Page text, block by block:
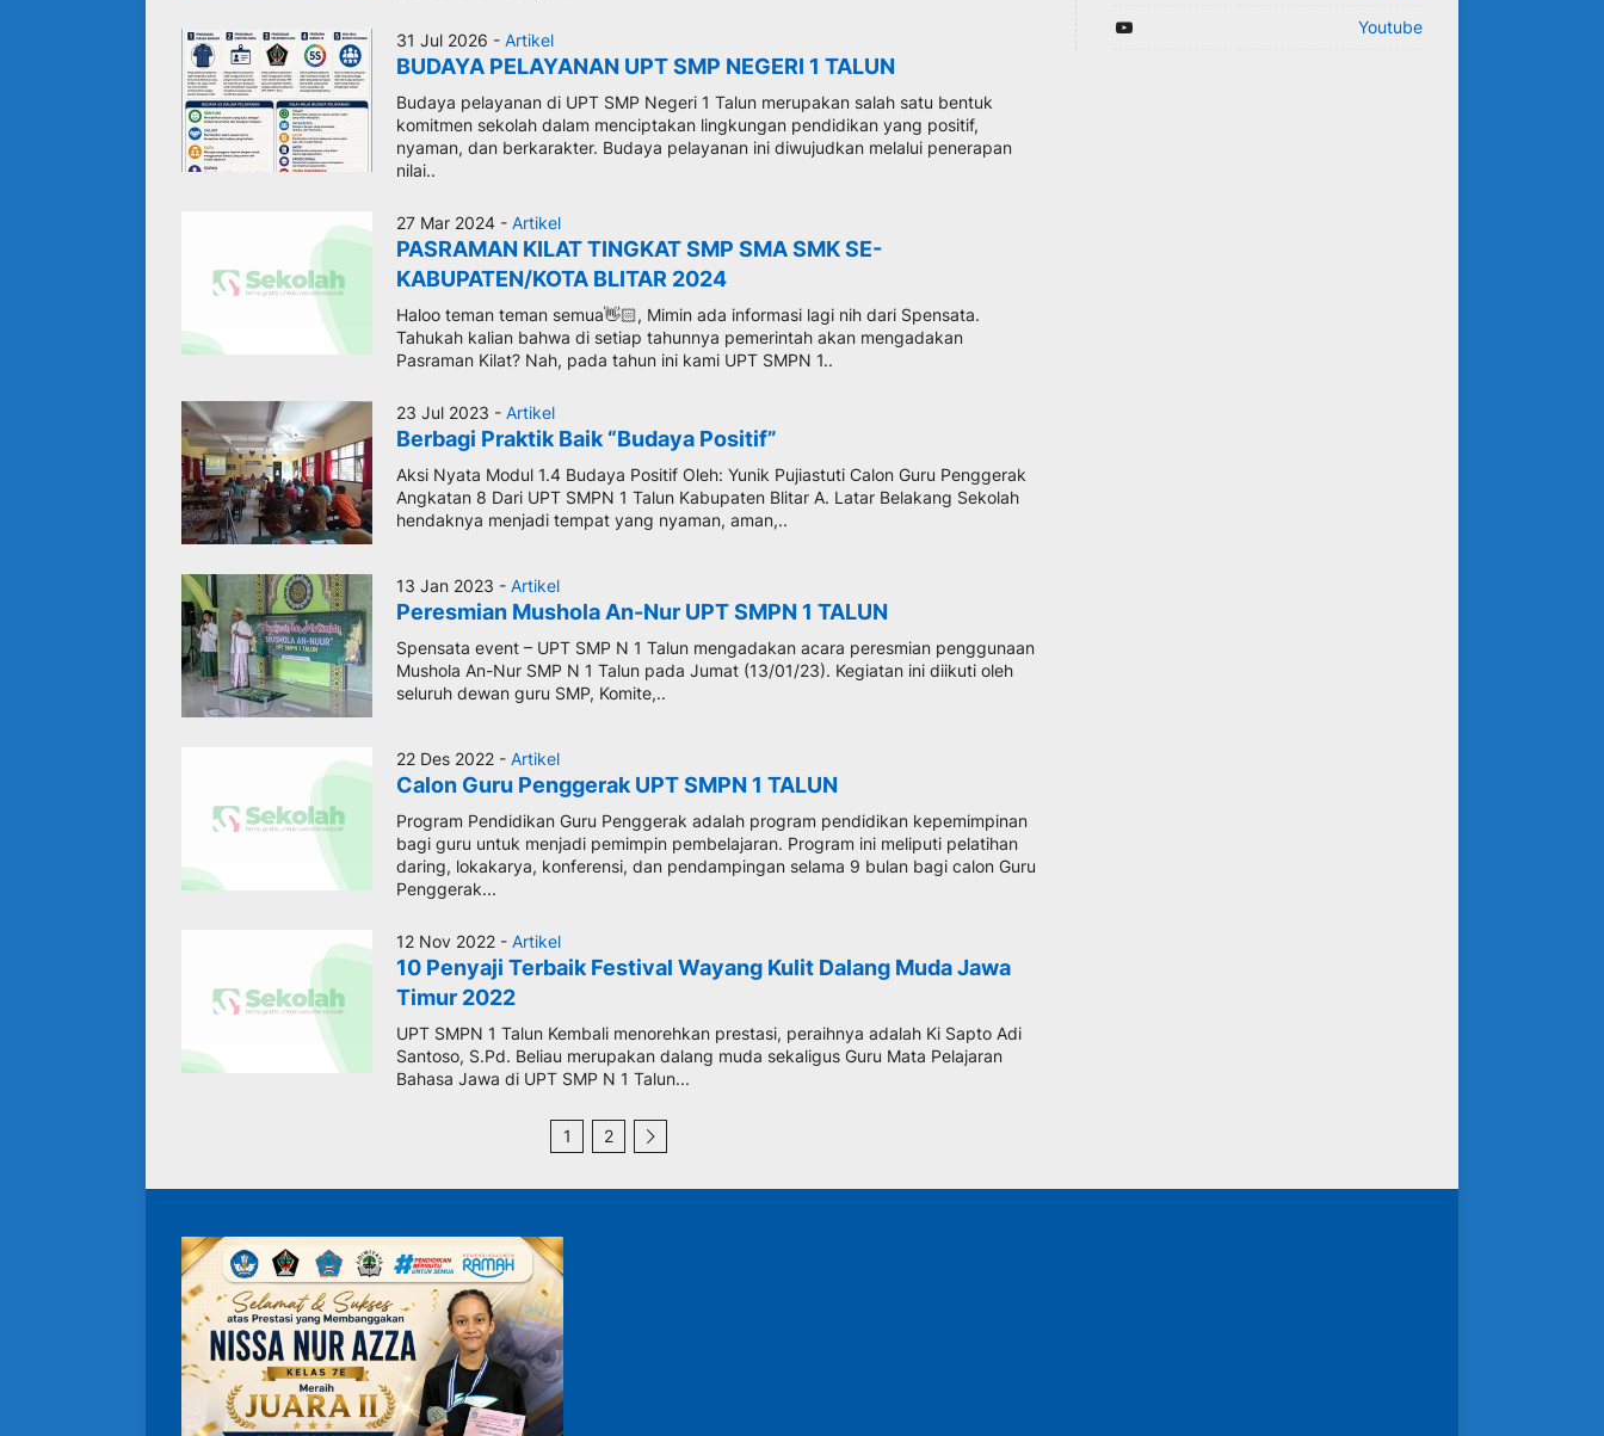
31 Jul 2026 - Artikel
BUDAYA PELAYANAN UPT SMP NEGERI 1 TALUN
Budaya pelayanan di UPT SMP Negeri 1 Talun merupakan salah satu bentuk
komitmen sekolah dalam menciptakan lingkungan pendidikan yang positif,
nyaman, dan berkarakter. Budaya pelayanan ini diwujudkan melalui penerapan
nilai..
27 Mar 2024 - Artikel
PASRAMAN KILAT TINGKAT SMP SMA SMK SE-
KABUPATEN/KOTA BLITAR 2024
Haloo teman teman semua👋🏻, Mimin ada informasi lagi nih dari Spensata.
Tahukah kalian bahwa di setiap tahunnya pemerintah akan mengadakan
Pasraman Kilat? Nah, pada tahun ini kami UPT SMPN 1..
23 Jul 2023 - Artikel
Berbagi Praktik Baik “Budaya Positif”
Aksi Nyata Modul 1.4 Budaya Positif Oleh: Yunik Pujiastuti Calon Guru Penggerak
Angkatan 8 Dari UPT SMPN 1 Talun Kabupaten Blitar A. Latar Belakang Sekolah
hendaknya menjadi tempat yang nyaman, aman,..
13 Jan 2023 - Artikel
Peresmian Mushola An-Nur UPT SMPN 1 TALUN
Spensata event – UPT SMP N 1 Talun mengadakan acara peresmian penggunaan
Mushola An-Nur SMP N 1 Talun pada Jumat (13/01/23). Kegiatan ini diikuti oleh
seluruh dewan guru SMP, Komite,..
22 Des 2022 - Artikel
Calon Guru Penggerak UPT SMPN 1 TALUN
Program Pendidikan Guru Penggerak adalah program pendidikan kepemimpinan
bagi guru untuk menjadi pemimpin pembelajaran. Program ini meliputi pelatihan
daring, lokakarya, konferensi, dan pendampingan selama 9 bulan bagi calon Guru
Penggerak...
12 Nov 2022 - Artikel
10 Penyaji Terbaik Festival Wayang Kulit Dalang Muda Jawa
Timur 2022
UPT SMPN 1 Talun Kembali menorehkan prestasi, peraihnya adalah Ki Sapto Adi
Santoso, S.Pd. Beliau merupakan dalang muda sekaligus Guru Mata Pelajaran
Bahasa Jawa di UPT SMP N 1 Talun...
1 2
Youtube